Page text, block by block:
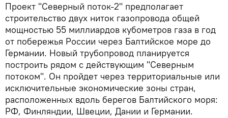
Проект "Северный поток-2" предполагает
строительство двух ниток газопровода общей
мощностью 55 миллиардов кубометров газа в год
от побережья России через Балтийское море до
Германии. Новый трубопровод планируется
построить рядом с действующим "Северным
потоком". Он пройдет через территориальные или
исключительные экономические зоны стран,
расположенных вдоль берегов Балтийского моря:
РФ, Финляндии, Швеции, Дании и Германии.